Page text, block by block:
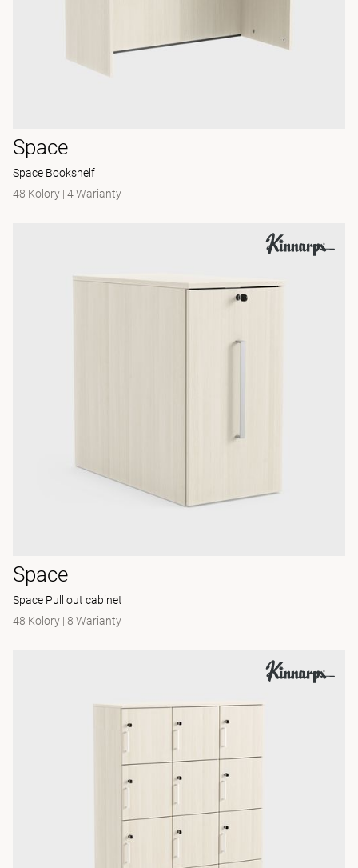
Space
Space Bookshelf
48 Kolory | 4 Warianty
Space
Space Pull out cabinet
48 Kolory | 8 Warianty